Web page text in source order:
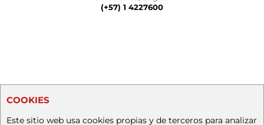
(+57) 1 4227600
COOKIES
Este sitio web usa cookies propias y de terceros para analizar